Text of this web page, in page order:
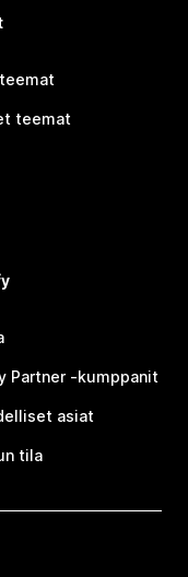
teemat
Partner ‑kumppanit
asiat
tila